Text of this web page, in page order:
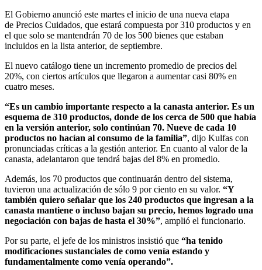
El Gobierno anunció este martes el inicio de una nueva etapa
de Precios Cuidados, que estará compuesta por 310 productos y en
el que solo se mantendrán 70 de los 500 bienes que estaban
incluidos en la lista anterior, de septiembre.
El nuevo catálogo tiene un incremento promedio de precios del
20%, con ciertos artículos que llegaron a aumentar casi 80% en
cuatro meses.
“Es un cambio importante respecto a la canasta anterior. Es un
esquema de 310 productos, donde de los cerca de 500 que había
en la versión anterior, solo continúan 70. Nueve de cada 10
productos no hacían al consumo de la familia”, dijo Kulfas con
pronunciadas críticas a la gestión anterior. En cuanto al valor de la
canasta, adelantaron que tendrá bajas del 8% en promedio.
Además, los 70 productos que continuarán dentro del sistema,
tuvieron una actualización de sólo 9 por ciento en su valor. “Y
también quiero señalar que los 240 productos que ingresan a la
canasta mantiene o incluso bajan su precio, hemos logrado una
negociación con bajas de hasta el 30%”, amplió el funcionario.
Por su parte, el jefe de los ministros insistió que “ha tenido
modificaciones sustanciales de como venía estando y
fundamentalmente como venía operando”.